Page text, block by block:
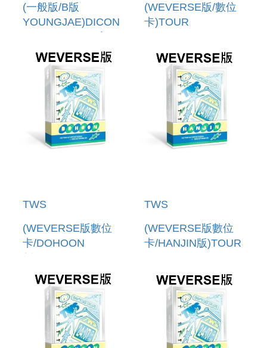
(一般版/B版
YOUNGJAE)DICON
書(韓國進口)
(WEVERSE版/數位
卡)TOUR
SEOUL(韓國進口版)
TWS
(WEVERSE版數位
卡/DOHOON
[24/7:WITH:US] IN
SEOUL+ INDEX
SET(韓國進口版)
TWS
(WEVERSE版數位
卡/HANJIN版)TOUR
SEOUL+ INDEX
SET(韓國進口版)